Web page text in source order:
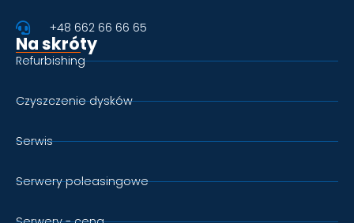
+48 662 66 66 65
Na skróty
Refurbishing
Czyszczenie dysków
Serwis
Serwery poleasingowe